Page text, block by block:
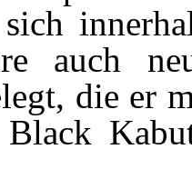
auch
die er
Black